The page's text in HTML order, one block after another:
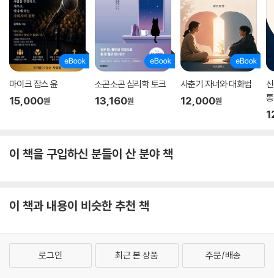
마이크 잡스 윤
15,000원
소곤소곤 심리학 토크
13,160원
사춘기 자녀와 대화법
12,000원
통
이 책을 구입하신 분들이 산 분야 책
이 책과 내용이 비슷한 추천 책
로그인 최근 본 상품 주문/배송